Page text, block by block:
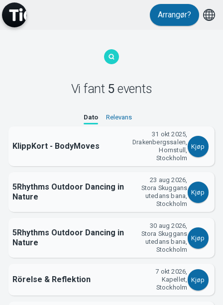
MyTickster
Support
Om Tickster
Arrangør?
Vi fant 5 events
Dato Relevans
KlippKort - BodyMoves
31 okt 2025,
Drakenbergssalen,
Hornstull,
Stockholm
Kjøp
5Rhythms Outdoor Dancing in
Nature
23 aug 2026,
Stora Skuggans
utedans bana,
Stockholm
Kjøp
5Rhythms Outdoor Dancing in
Nature
30 aug 2026,
Stora Skuggans
utedans bana,
Stockholm
Kjøp
Rörelse & Reflektion
7 okt 2026,
Kapellet,
Stockholm
Kjøp